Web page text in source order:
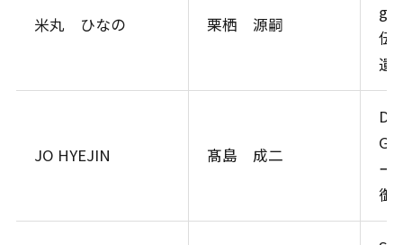
米丸 ひなの 栗栖 源嗣
伝
遺
JO HYEJIN 髙島 成二
ー
御